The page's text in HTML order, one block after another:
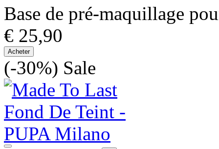
Base de pré-maquillage
€ 25,90
Acheter
(-30%) Sale